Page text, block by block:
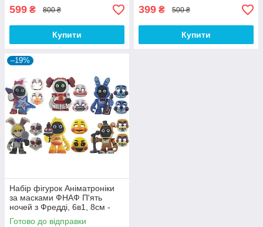
599 ₴ 800 ₴
Купити
399 ₴ 500 ₴
Купити
–19%
Набір фігурок Аніматроніки
за масками ФНАФ П'ять
ночей з Фредді, 6в1, 8см -
Five Nights at Freddy`s, FNAF
Готово до відправки